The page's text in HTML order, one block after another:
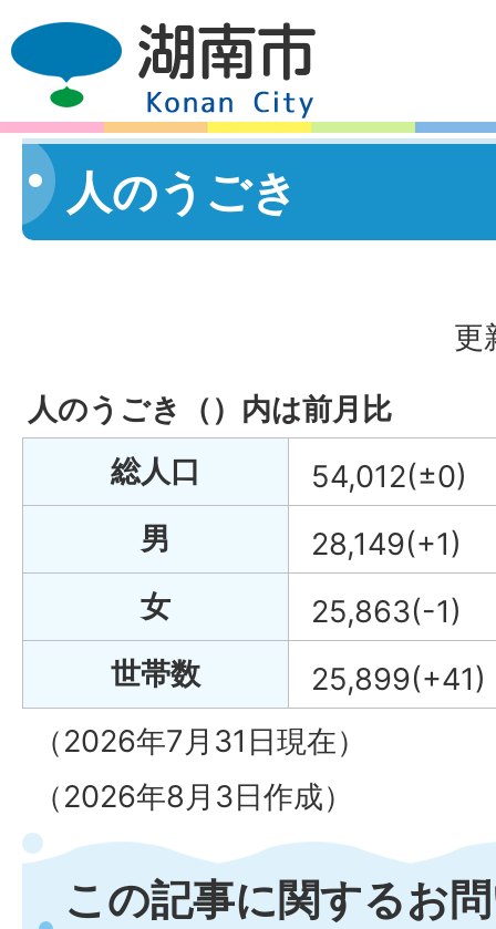
人のうごき
更
人のうごき（）内は前月比
総人口
54,012(±0)
男
28,149(+1)
女
25,863(-1)
世帯数
25,899(+41)
（2026年7月31日現在）
（2026年8月3日作成）
この記事に関するお